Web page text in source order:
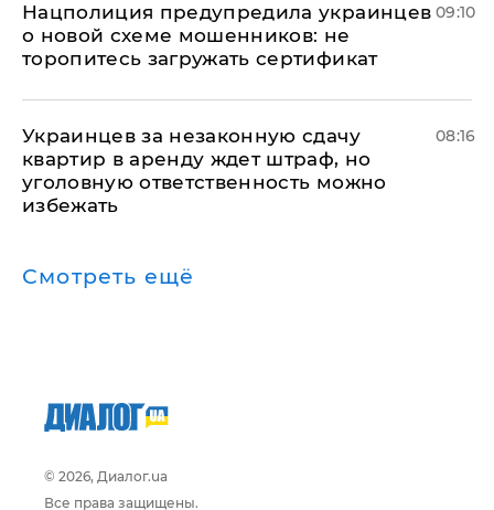
Нацполиция предупредила украинцев
о новой схеме мошенников: не
торопитесь загружать сертификат
09:10
Украинцев за незаконную сдачу
квартир в аренду ждет штраф, но
уголовную ответственность можно
избежать
08:16
Смотреть ещё
© 2026, Диалог.ua
Все права защищены.